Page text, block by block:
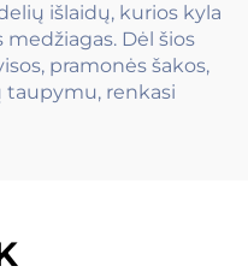
išlaidų, kurios kyla
Dėl šios
pramonės šakos,
taupymu, renkasi